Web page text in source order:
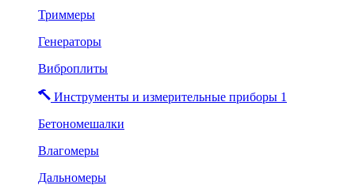
Триммеры
Генераторы
Виброплиты
Инструменты и измерительные приборы 1
Бетономешалки
Влагомеры
Дальномеры